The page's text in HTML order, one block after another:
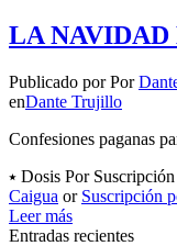
LA NAVIDAD
Publicado por Por
enDante Trujillo
Confesiones paganas
⭑ Dosis Por Suscripción
Caigua or Suscripción
Leer más
Entradas recientes